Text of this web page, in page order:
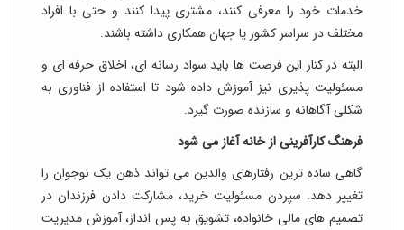
خدمات خود را معرفی کنند، مشتری پیدا کنند و حتی با افراد
مختلف در سراسر کشور یا جهان همکاری داشته باشند.
البته در کنار این فرصت ها باید سواد رسانه ای، اخلاق حرفه ای و
مسئولیت پذیری نیز آموزش داده شود تا استفاده از فناوری به
شکلی آگاهانه و سازنده صورت گیرد.
فرهنگ کارآفرینی از خانه آغاز می شود
گاهی ساده ترین رفتارهای والدین می تواند ذهن یک نوجوان را
تغییر دهد. سپردن مسئولیت خرید، مشارکت دادن فرزندان در
تصمیم های مالی خانواده، تشویق به پس انداز، آموزش مدیریت